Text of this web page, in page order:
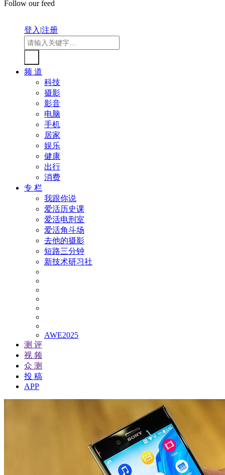
Follow our feed
登入|注册
频 道
科技
摄影
影音
电脑
手机
居家
娱乐
健康
出行
消费
专 栏
我跟你说
爱活历史课
爱活电刑室
爱活角斗场
去他的摄影
短路三分钟
新技术研习社
AWE2025
测 评
视 频
众 测
投 稿
APP